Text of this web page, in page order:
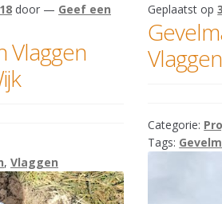
door — Geef een
Vlaggen
,Vlaggen
Geplaatst op
Categorie:
Tags: